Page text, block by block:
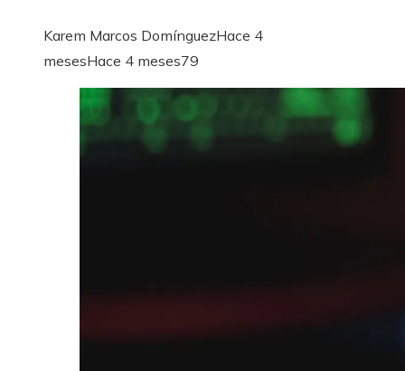
Karem Marcos DomínguezHace 4
mesesHace 4 meses79